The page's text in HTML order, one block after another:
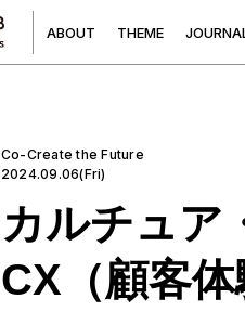
ABOUT THEME JOURNA
Co-Create the Future
2024.09.06(Fri)
カルチュア
CX（顧客